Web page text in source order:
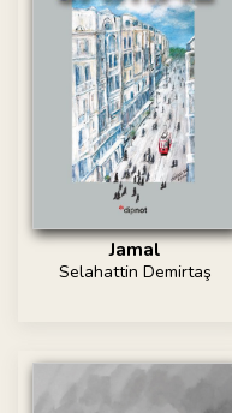
Jamal
Selahattin Demirtaş